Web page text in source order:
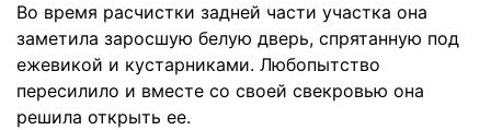
Во время расчистки задней части участка она
заметила заросшую белую дверь, спрятанную под
ежевикой и кустарниками. Любопытство
пересилило и вместе со своей свекровью она
решила открыть ее.